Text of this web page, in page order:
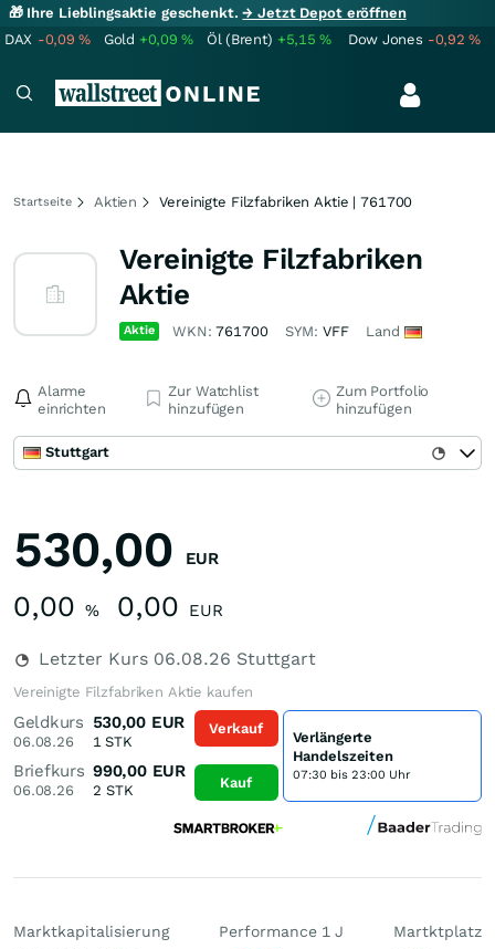
🎁 Ihre Lieblingsaktie geschenkt.→ Jetzt Depot eröffnen
DAX -0,09% Gold +0,09% Öl (Brent) +5,15% Dow Jones -0,92%
Startseite Aktien Vereinigte Filzfabriken Aktie | 761700
Vereinigte Filzfabriken
Aktie
Aktie WKN:761700 SYM: VFF Land
Alarme
einrichten
Zur Watchlist
hinzufügen
Zum Portfolio
hinzufügen
Stuttgart
530,00 EUR
0,00 % 0,00 EUR
Letzter Kurs 06.08.26 Stuttgart
Vereinigte Filzfabriken Aktie kaufen
Geldkurs
06.08.26
530,00 EUR
1 STK
Briefkurs
06.08.26
990,00 EUR
2 STK
Verkauf
Kauf
Verlängerte
Handelszeiten
07:30 bis 23:00 Uhr
Marktkapitalisierung Performance 1 J Martktplatz